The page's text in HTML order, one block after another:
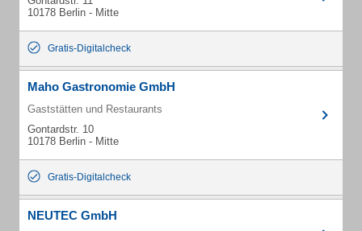
10178 Berlin - Mitte
Gratis-Digitalcheck
Maho Gastronomie GmbH
Gaststätten und Restaurants
Gontardstr. 10
10178 Berlin - Mitte
Gratis-Digitalcheck
NEUTEC GmbH